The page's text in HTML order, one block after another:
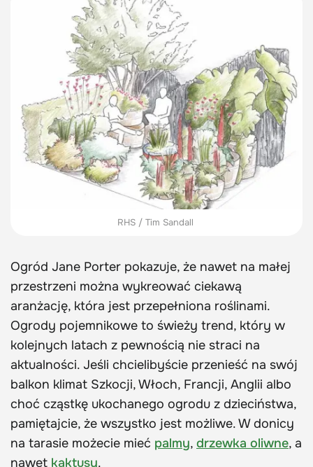
RHS / Tim Sandall
Ogród Jane Porter pokazuje, że nawet na małej
przestrzeni można wykreować ciekawą
aranżację, która jest przepełniona roślinami.
Ogrody pojemnikowe to świeży trend, który w
kolejnych latach z pewnością nie straci na
aktualności. Jeśli chcielibyście przenieść na swój
balkon klimat Szkocji, Włoch, Francji, Anglii albo
choć cząstkę ukochanego ogrodu z dzieciństwa,
pamiętajcie, że wszystko jest możliwe. W donicy
na tarasie możecie mieć palmy, drzewka oliwne, a
nawet kaktusy.